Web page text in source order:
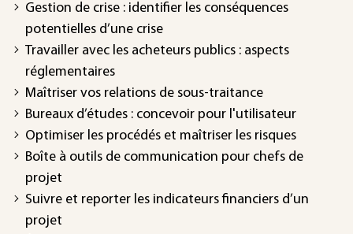
Gestion de crise : identifier les conséquences
potentielles d’une crise
Travailler avec les acheteurs publics : aspects
réglementaires
Maîtriser vos relations de sous-traitance
Bureaux d’études : concevoir pour l'utilisateur
Optimiser les procédés et maîtriser les risques
Boîte à outils de communication pour chefs de
projet
Suivre et reporter les indicateurs financiers d’un
projet